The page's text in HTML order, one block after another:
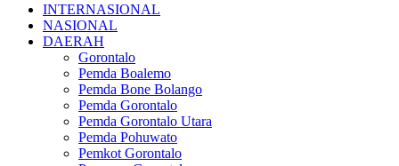
INTERNASIONAL
NASIONAL
DAERAH
Gorontalo
Pemda Boalemo
Pemda Bone Bolango
Pemda Gorontalo
Pemda Gorontalo Utara
Pemda Pohuwato
Pemkot Gorontalo